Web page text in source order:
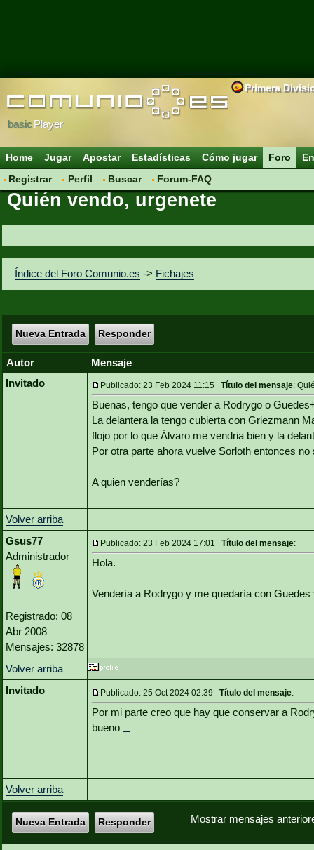
Primera
basicPlayer
Home Jugar Apostar Estadísticas Cómo jugar
Foro
Registrar
Perfil Buscar Forum-FAQ
Quién vendo, urgenete
Índice del Foro Comunio.es -> Fichajes
Nueva Entrada Responder
Autor
Mensaje
Invitado
Publicado: 23 Feb 2024 11:15 Título del mensaje:
Buenas, tengo que vender a Rodrygo o
La delantera la tengo cubierta con Griezmann
flojo por lo que Álvaro me vendria bien y la
Por otra parte ahora vuelve Sorloth entonces
A quien venderías?
Volver arriba
Gsus77
Administrador
Registrado: 08
Abr 2008
Mensajes: 32878
Publicado: 23 Feb 2024 17:01 Título del mensaje:
Hola.
Vendería a Rodrygo y me quedaría con Guedes
Volver arriba
Invitado
Publicado: 25 Oct 2024 02:39 Título del mensaje:
Por mi parte creo que hay que conservar a
bueno
Volver arriba
Mostrar mensajes
Nueva Entrada Responder